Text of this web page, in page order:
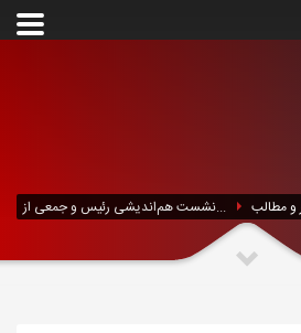
نشست هم‌اندیشی رئیس و جمعی از... و مطالب